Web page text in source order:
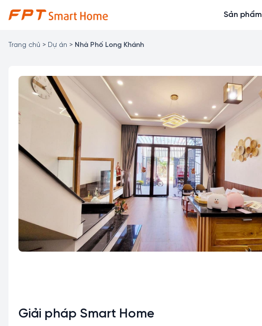
đến
dung
Sản phẩm
Trang chủ > Dự án > Nhà Phố Long Khánh
Giải pháp Smart Home